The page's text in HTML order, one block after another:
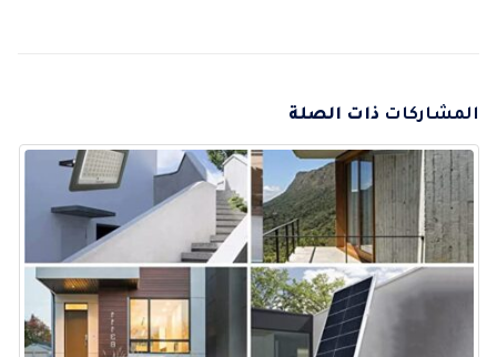
المشاركات ذات الصلة